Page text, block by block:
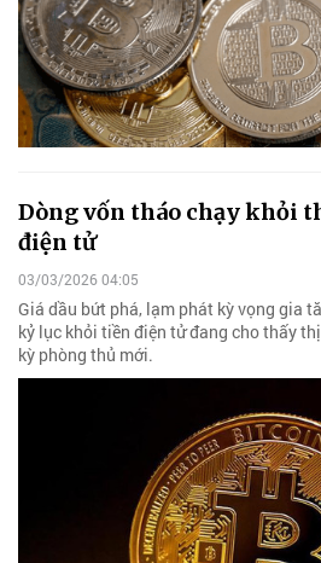
Dòng vốn tháo chạy khỏi
điện tử
03/03/2026 04:05
Giá dầu bứt phá, lạm phát kỳ vọng gia
kỷ lục khỏi tiền điện tử đang cho thấy
kỳ phòng thủ mới.